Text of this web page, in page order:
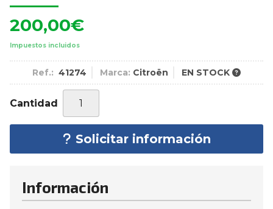
200,00€
Impuestos incluidos
Ref.: 41274 Marca: Citroën EN STOCK
Cantidad
Solicitar información
Información